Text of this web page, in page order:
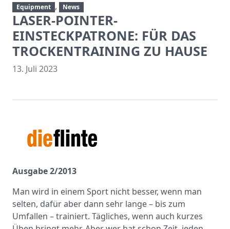
Equipment , News
LASER-POINTER-
EINSTECKPATRONE: FÜR DAS
TROCKENTRAINING ZU HAUSE
13. Juli 2023
Ausgabe 2/2013
Man wird in einem Sport nicht besser, wenn man
selten, dafür aber dann sehr lange – bis zum
Umfallen – trainiert. Tägliches, wenn auch kurzes